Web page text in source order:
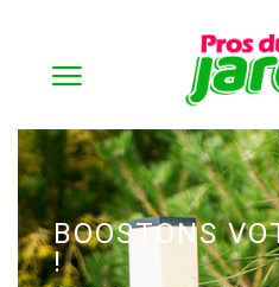
Produits identifiés “Entretien
BOOSTONS
!